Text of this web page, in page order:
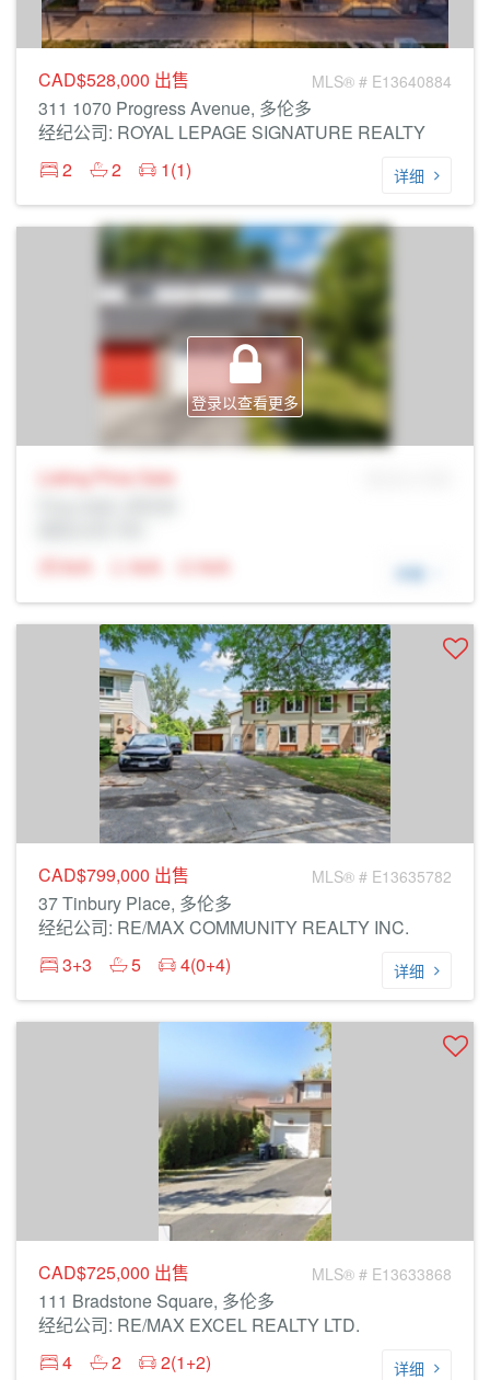
CAD$528,000 出售 MLS® # E13640884
311 1070 Progress Avenue, 多伦多
经纪公司: ROYAL LEPAGE SIGNATURE REALTY
2
2 1(1) 详细
登录以查看更多
Listing Price Sale
N/A
N/A N/A 详细
CAD$799,000 出售 MLS® # E13635782
37 Tinbury Place, 多伦多
经纪公司: RE/MAX COMMUNITY REALTY INC.
3+3
5 4(0+4) 详细
CAD$725,000 出售 MLS® # E13633868
111 Bradstone Square, 多伦多
经纪公司: RE/MAX EXCEL REALTY LTD.
4
2 2(1+2) 详细